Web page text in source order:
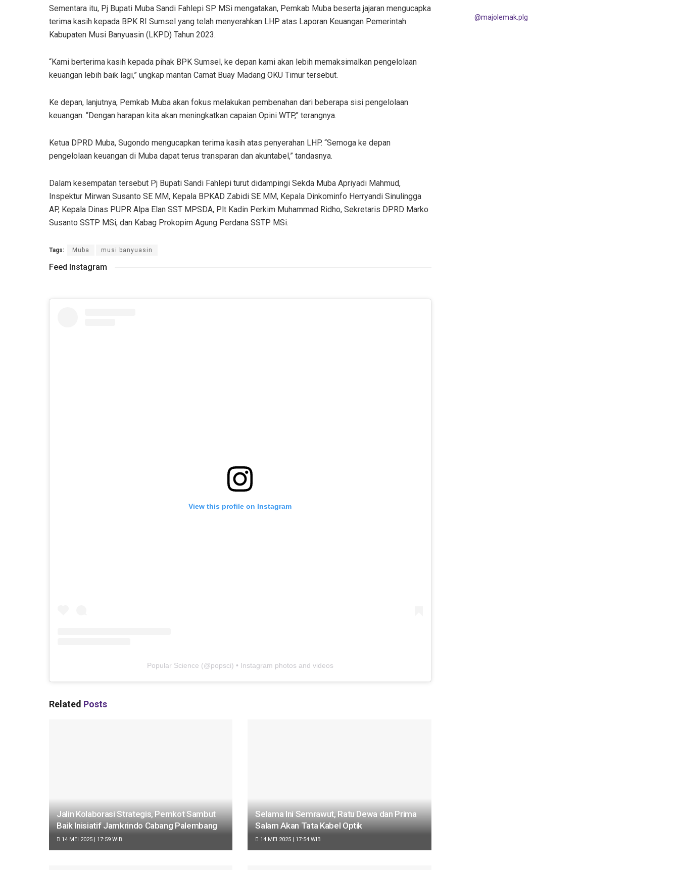
Sementara itu, Pj Bupati Muba Sandi Fahlepi SP MSi mengatakan, Pemkab Muba beserta jajaran mengucapka
terima kasih kepada BPK RI Sumsel yang telah menyerahkan LHP atas Laporan Keuangan Pemerintah
Kabupaten Musi Banyuasin (LKPD) Tahun 2023.
“Kami berterima kasih kepada pihak BPK Sumsel, ke depan kami akan lebih memaksimalkan pengelolaan
keuangan lebih baik lagi,” ungkap mantan Camat Buay Madang OKU Timur tersebut.
Ke depan, lanjutnya, Pemkab Muba akan fokus melakukan pembenahan dari beberapa sisi pengelolaan
keuangan. “Dengan harapan kita akan meningkatkan capaian Opini WTP,” terangnya.
Ketua DPRD Muba, Sugondo mengucapkan terima kasih atas penyerahan LHP. “Semoga ke depan
pengelolaan keuangan di Muba dapat terus transparan dan akuntabel,” tandasnya.
Dalam kesempatan tersebut Pj Bupati Sandi Fahlepi turut didampingi Sekda Muba Apriyadi Mahmud,
Inspektur Mirwan Susanto SE MM, Kepala BPKAD Zabidi SE MM, Kepala Dinkominfo Herryandi Sinulingga
AP, Kepala Dinas PUPR Alpa Elan SST MPSDA, Plt Kadin Perkim Muhammad Ridho, Sekretaris DPRD Marko
Susanto SSTP MSi, dan Kabag Prokopim Agung Perdana SSTP MSi.
Tags: Muba musi banyuasin
Feed Instagram
View this profile on Instagram
Popular Science (@popsci) • Instagram photos and videos
Related Posts
Jalin Kolaborasi Strategis, Pemkot Sambut
Baik Inisiatif Jamkrindo Cabang Palembang
14 MEI 2025 | 17:59 WIB
Selama Ini Semrawut, Ratu Dewa dan Prima
Salam Akan Tata Kabel Optik
14 MEI 2025 | 17:54 WIB
@majolemak.plg